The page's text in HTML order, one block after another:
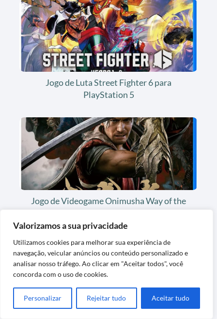
Valorizamos a sua privacidade
Utilizamos cookies para melhorar sua experiência de
navegação, veicular anúncios ou conteúdo personalizado e
analisar nosso tráfego. Ao clicar em "Aceitar todos", você
concorda com o uso de cookies.
Personalizar Rejeitar tudo Aceitar tudo
Jogo de Luta Street Fighter 6 para
PlayStation 5
Jogo de Videogame Onimusha Way of the